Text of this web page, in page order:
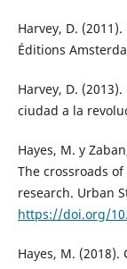
Harvey, D.
Éditions
Harvey, D.
ciudad a la
Hayes, M. y
The crossroads
research. Urban
https://doi.org/
Hayes, M.